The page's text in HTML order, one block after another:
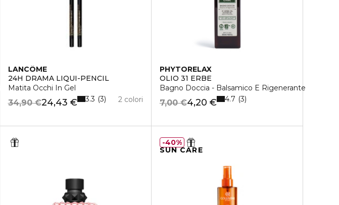
LANCÔME
24H DRAMA LIQUI-PENCIL
Matita Occhi In Gel
24,43 €
34,90 € 2 colori
3.3 3
PHYTORELAX
OLIO 31 ERBE
Bagno Doccia - Balsamico E Rigenerante
4,20 €
7,00 € 4.7 3
SUN CARE
40%